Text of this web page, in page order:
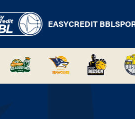
EASYCREDIT BBL